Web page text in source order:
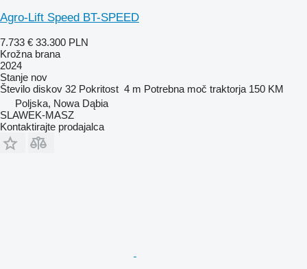
Agro-Lift Speed BT-SPEED
7.733 € 33.300 PLN
Krožna brana
2024
Stanje nov
Število diskov 32 Pokritost 4 m Potrebna moč traktorja 150 KM
Poljska, Nowa Dąbia
SLAWEK-MASZ
Kontaktirajte prodajalca